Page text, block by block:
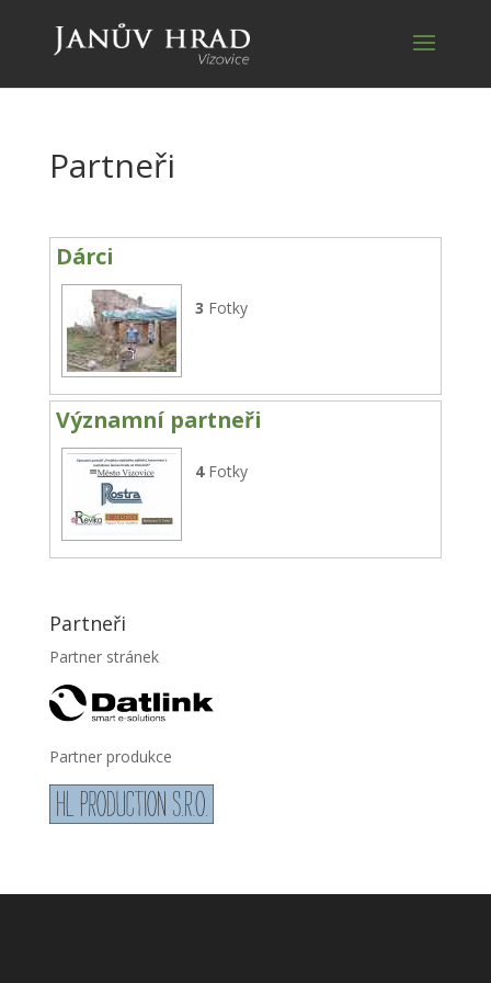
Partneři
Dárci
3 Fotky
Významní partneři
4Fotky
Partneři
Partner stránek
Partner produkce